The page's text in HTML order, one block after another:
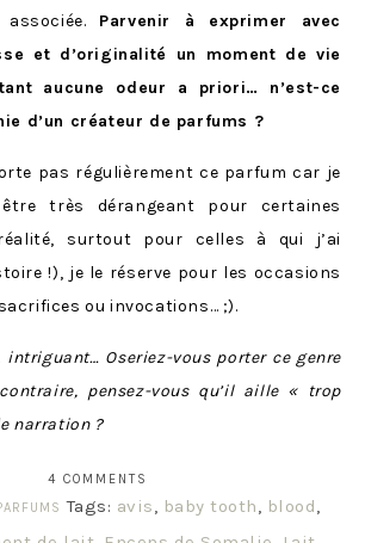
Parvenir à exprimer avec
et d’originalité un moment de vie
aucune odeur a priori… n’est-ce
d’un créateur de parfums ?
pas régulièrement ce parfum car je
très dérangeant pour certaines
surtout pour celles à qui j’ai
!), je le réserve pour les occasions
ou invocations… ;).
intriguant… Oseriez-vous porter ce genre
pensez-vous qu’il aille « trop
narration ?
4 COMMENTS
Tags: avis, baby tooth, blood,